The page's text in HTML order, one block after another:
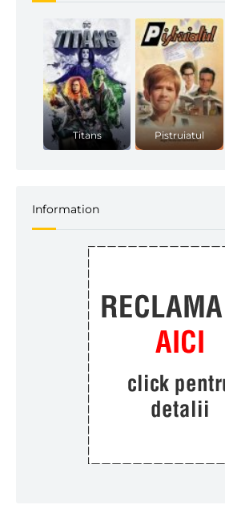
Titans Pistruiatul
Information